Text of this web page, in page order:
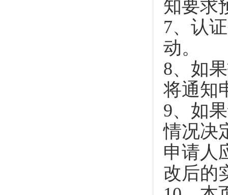
知要求
7、认
动。
8、如
将通知
9、如
情况决
申请人
改后的